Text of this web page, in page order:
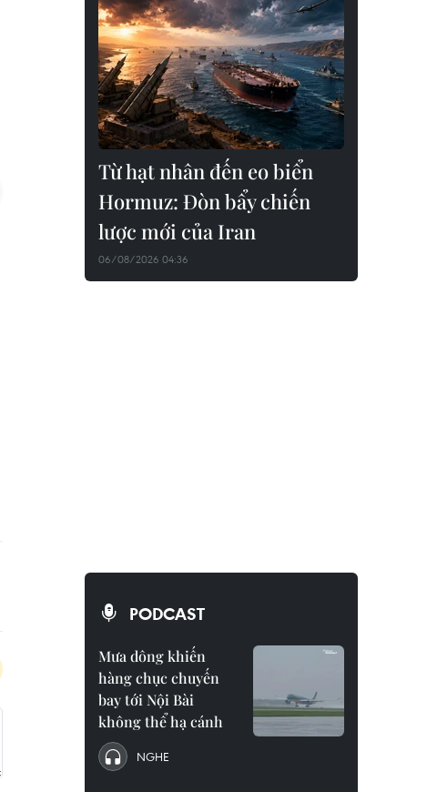
Từ hạt nhân đến eo biển
Hormuz: Đòn bẩy chiến
lược mới của Iran
06/08/2026 04:36
PODCAST
Mưa dông khiến
hàng chục chuyến
bay tới Nội Bài
không thể hạ cánh
NGHE